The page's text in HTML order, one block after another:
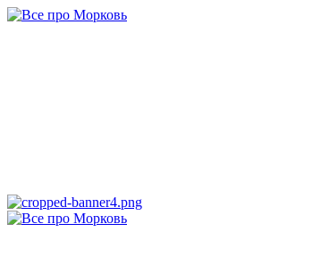
Перейти
Основное